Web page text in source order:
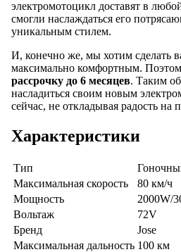
электромотоцикл доставят в
смогли наслаждаться его
уникальным стилем.
И, конечно же, мы хотим сделать
максимально комфортным.
рассрочку до 6 месяцев. Таким
насладиться своим новым
сейчас, не откладывая радость на
Характеристики
Тип
Максимальная скорость
80 км/ч
Мощность
2000W/
Вольтаж
72V
Бренд
Jose
Максимальная дальность 100 км